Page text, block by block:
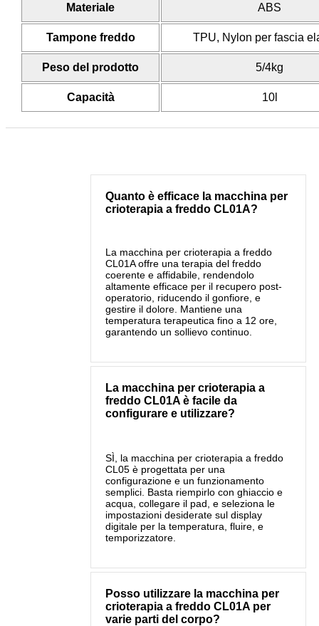
Materiale ABS
Tampone freddo TPU, Nylon per fascia
Peso del prodotto 5/4kg
Capacità 10l
Quanto è efficace la macchina per
crioterapia a freddo CL01A?
La macchina per crioterapia a freddo
CL01A offre una terapia del freddo
coerente e affidabile, rendendolo
altamente efficace per il recupero post-
operatorio, riducendo il gonfiore, e
gestire il dolore. Mantiene una
temperatura terapeutica fino a 12 ore,
garantendo un sollievo continuo.
La macchina per crioterapia a
freddo CL01A è facile da
configurare e utilizzare?
SÌ, la macchina per crioterapia a freddo
CL05 è progettata per una
configurazione e un funzionamento
semplici. Basta riempirlo con ghiaccio e
acqua, collegare il pad, e seleziona le
impostazioni desiderate sul display
digitale per la temperatura, fluire, e
temporizzatore.
Posso utilizzare la macchina per
crioterapia a freddo CL01A per
varie parti del corpo?